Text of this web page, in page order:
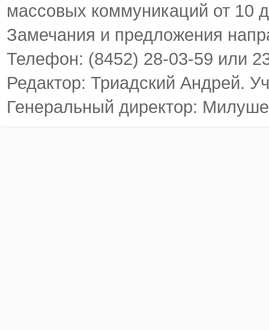
массовых коммуникаций от 10
Замечания и предложения
Телефон: (8452) 28-03-59 или
Редактор: Триадский Андрей.
Генеральный директор: